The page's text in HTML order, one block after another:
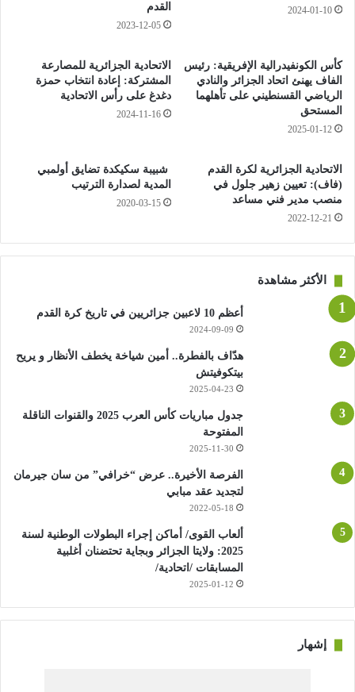
الجزائر – غينيا (00ر13)
الترتيب ن ل
— كرواتيا 2 1 (+6)
الجزائر 0 1 (-6)
2024-01-10
القدم
2023-12-05
كأس الكونفيدرالية الإفريقية: رئيس
الفاف يهنئ اتحاد الجزائر والنادي
الرياضي القسنطيني على تأهلهما
المستحق
2025-01-12
الاتحادية الجزائرية للمصارعة
المشتركة: إعادة انتخاب حمزة
دغدغ على رأس الاتحادية
2024-11-16
الاتحادية الجزائرية لكرة القدم
(فاف): تعيين زهير جلول في
منصب مدير فني مساعد
2022-12-21
شبيبة سكيكدة تضايق أولمبي
المدية لصدارة الترتيب
2020-03-15
الأكثر مشاهدة
أعظم 10 لاعبين جزائريين في تاريخ كرة القدم
2024-09-09
هدّاف بالفطرة.. أمين شياخة يخطف الأنظار و يريح
بيتكوفيتش
2025-04-23
جدول مباريات كأس العرب 2025 والقنوات الناقلة
المفتوحة
2025-11-30
الفرصة الأخيرة.. عرض “خرافي” من سان جيرمان
لتجديد عقد مبابي
2022-05-18
ألعاب القوى/ أماكن إجراء البطولات الوطنية لسنة
2025: ولايتا الجزائر وبجاية تحتضنان أغلبية
المسابقات /اتحادية/
2025-01-12
إشهار